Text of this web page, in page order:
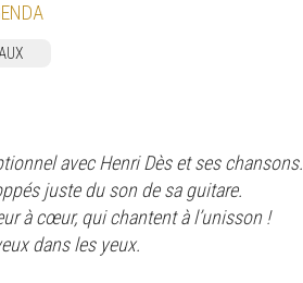
avec Henri Dès et ses chansons.
juste du son de sa guitare.
à cœur, qui chantent à l’unisson !
dans les yeux.